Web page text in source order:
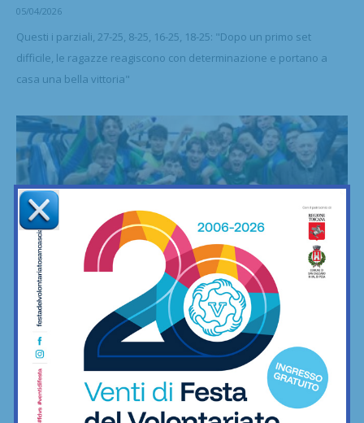
05/04/2026
Questi i parziali, 27-25, 8-25, 16-25, 18-25: "Dopo un primo set
difficile, le ragazze reagiscono con determinazione e portano a
casa una bella vittoria"
Selfie della vittoria
L’impresa degli Juniores dell’Impruneta
Tavarnuzze: da 0-2 a 3-2 contro la...
30/03/2026
Per i verde-azzurri numeri da record nel girone di ritorno: 10 vittorie
su 12, nessuno come loro